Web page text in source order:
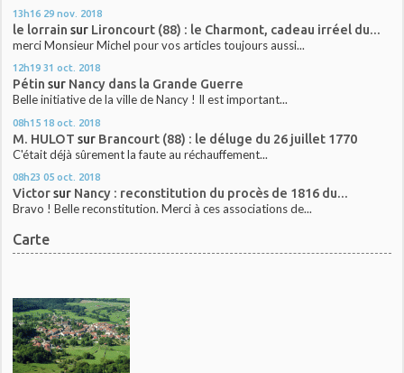
13h16 29 nov. 2018
le lorrain sur Lironcourt (88) : le Charmont, cadeau irréel du...
merci Monsieur Michel pour vos articles toujours aussi...
12h19 31 oct. 2018
Pétin sur Nancy dans la Grande Guerre
Belle initiative de la ville de Nancy ! Il est important...
08h15 18 oct. 2018
M. HULOT sur Brancourt (88) : le déluge du 26 juillet 1770
C'était déjà sûrement la faute au réchauffement...
08h23 05 oct. 2018
Victorsur Nancy : reconstitution du procès de 1816 du...
Bravo ! Belle reconstitution. Merci à ces associations de...
Carte